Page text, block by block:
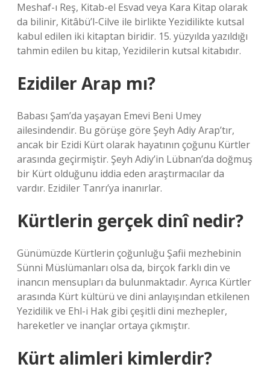
Meshaf-ı Reş, Kitab-el Esvad veya Kara Kitap olarak
da bilinir, Kitâbü’l-Cilve ile birlikte Yezidilikte kutsal
kabul edilen iki kitaptan biridir. 15. yüzyılda yazıldığı
tahmin edilen bu kitap, Yezidilerin kutsal kitabıdır.
Ezidiler Arap mı?
Babası Şam’da yaşayan Emevi Beni Umey
ailesindendir. Bu görüşe göre Şeyh Adiy Arap’tır,
ancak bir Ezidi Kürt olarak hayatının çoğunu Kürtler
arasında geçirmiştir. Şeyh Adiy’in Lübnan’da doğmuş
bir Kürt olduğunu iddia eden araştırmacılar da
vardır. Ezidiler Tanrı’ya inanırlar.
Kürtlerin gerçek dinî nedir?
Günümüzde Kürtlerin çoğunluğu Şafii mezhebinin
Sünni Müslümanları olsa da, birçok farklı din ve
inancın mensupları da bulunmaktadır. Ayrıca Kürtler
arasında Kürt kültürü ve dini anlayışından etkilenen
Yezidilik ve Ehl-i Hak gibi çeşitli dini mezhepler,
hareketler ve inançlar ortaya çıkmıştır.
Kürt alimleri kimlerdir?